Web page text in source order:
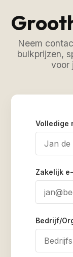
Neem
bulkprijzen,
voor
Volledige
Zakelijk
Bedrijf/